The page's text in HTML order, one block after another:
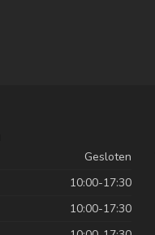
Gesloten
10:00-17:30
10:00-17:30